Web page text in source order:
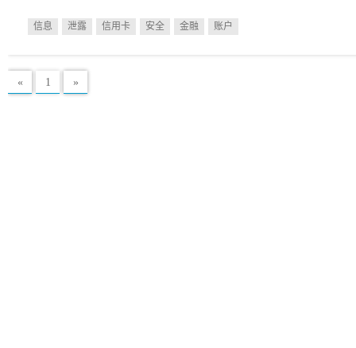
信息 泄露 信用卡 安全 金融 账户
« 1 »